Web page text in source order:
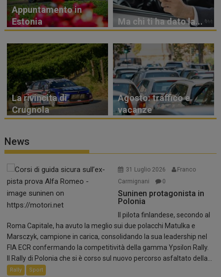
Appuntamento in
Estonia
Ma chi ti ha dato la...
La rivincita di
Crugnola
Agosto: traffico e
vacanze
News
31 Luglio 2026
Franco
Carmignani
0
Suninen protagonista in
Polonia
Il pilota finlandese, secondo al
Roma Capitale, ha avuto la meglio sui due polacchi Matulka e
Marsczyk, campione in carica, consolidando la sua leadership nel
FIA ECR confermando la competitività della gamma Ypsilon Rally.
Il Rally di Polonia che si è corso sul nuovo percorso asfaltato della...
Rally Sport